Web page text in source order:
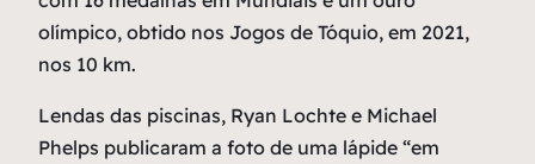
olímpico, obtido nos Jogos de Tóquio, em 2021,
nos 10 km.
Lendas das piscinas, Ryan Lochte e Michael
Phelps publicaram a foto de uma lápide “em